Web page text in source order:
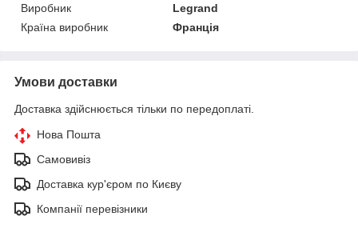
Виробник
Legrand
Країна виробник
Франція
Умови доставки
Доставка здійснюється тільки по передоплаті.
Нова Пошта
Самовивіз
Доставка кур'єром по Києву
Компанії перевізники